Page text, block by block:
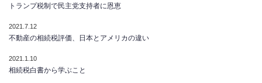
トランプ税制で民主党支持者に恩恵
2021.7.12
不動産の相続税評価、日本とアメリカの違い
2021.1.10
相続税白書から学ぶこと